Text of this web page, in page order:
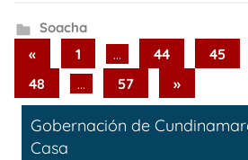
Soacha
Paginación
de
entradas
«Previous
Posts
1 … 44 45
48
… 57
Next
Posts
»
Gobernación de
Casa